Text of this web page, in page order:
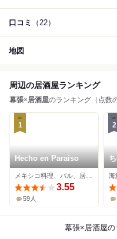
口コミ （22）
地図
周辺の居酒屋ランキング
幕張×居酒屋のランキング（点数
1
Hecho en Paraiso
3.55
59人
2
海
幕張×居酒屋の